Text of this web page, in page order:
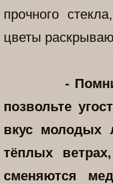
прочного
цветы
-
позвольте
вкус молодых
тёплых
сменяются